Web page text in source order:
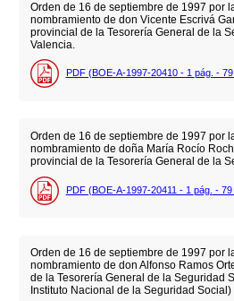
Orden de 16 de septiembre de 1997 por
nombramiento de don Vicente Escrivá
provincial de la Tesorería General de la
Valencia.
PDF (BOE-A-1997-20410 - 1 pág. - 79
Orden de 16 de septiembre de 1997 por
nombramiento de doña María Rocío
provincial de la Tesorería General de la
PDF (BOE-A-1997-20411 - 1 pág. - 79
Orden de 16 de septiembre de 1997 por
nombramiento de don Alfonso Ramos
de la Tesorería General de la Seguridad
Instituto Nacional de la Seguridad